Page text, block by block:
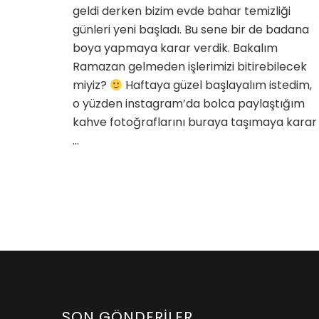
geldi derken bizim evde bahar temizliği
günleri yeni başladı. Bu sene bir de badana
boya yapmaya karar verdik. Bakalım
Ramazan gelmeden işlerimizi bitirebilecek
miyiz?
Haftaya güzel başlayalım istedim,
o yüzden instagram’da bolca paylaştığım
kahve fotoğraflarını buraya taşımaya karar
…